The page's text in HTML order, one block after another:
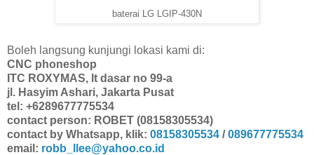
baterai LG LGIP-430N
Boleh langsung kunjungi lokasi kami di:
CNC phoneshop
ITC ROXYMAS, lt dasar no 99-a
jl. Hasyim Ashari, Jakarta Pusat
tel: +6289677775534
contact person: ROBET (08158305534)
contact by Whatsapp, klik: 08158305534 /089677775534
email: robb_llee@yahoo.co.id